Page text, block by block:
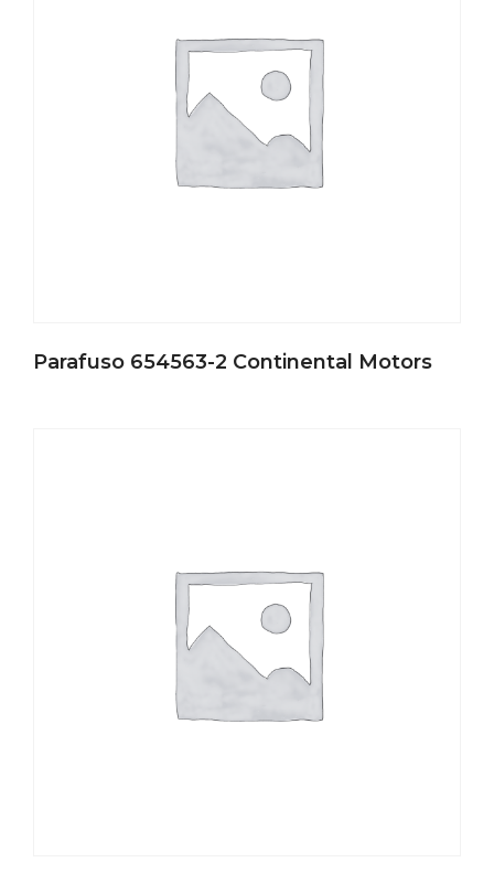
Parafuso 654563-2 Continental Motors